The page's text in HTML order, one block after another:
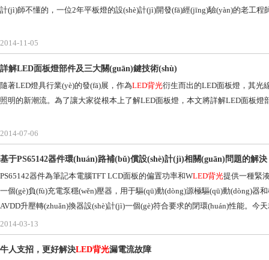
計(jì)師不懂的，一位2年平板燈的設(shè)計(jì)開發(fā)經(jīng)驗(yàn)的老工
2014-11-05
詳解LED面板燈部件及三大關(guān)鍵技術(shù)
隨著LED燈具行業(yè)的發(fā)展，作為LED背光衍生而出的LED面板燈，其光
照明的新潮流。為了讓大家從根本上了解LED面板燈，本文將詳解LED面
2014-07-06
基于PS65142器件環(huán)路補(bǔ)償設(shè)計(jì)相關(guān)問題的解決
PS65142器件為筆記本電腦TFT LCD面板的偏置功率和WLED背光提供一種緊湊
一個(gè)負(fù)充電泵穩(wěn)壓器，用于驅(qū)動(dòng)源極驅(qū)動(dòng)
AVDD升壓轉(zhuǎn)換器設(shè)計(jì)一個(gè)符合要求的閉環(huán)性能。今天
2014-03-13
牛人支招，更好解決LED背光漏電流故障